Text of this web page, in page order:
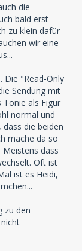
die
bald erst
zu klein dafür
wir eine
Die "Read-Only
Sendung mit
als Figur
normal und
die beiden
mache da so
dass
Oft ist
ist es Heidi,
zu den